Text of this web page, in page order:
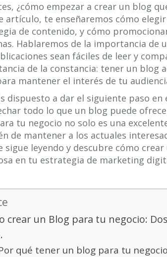
¿cómo empezar a crear un blog
artículo, te enseñaremos cómo
de contenido, y cómo
Hablaremos de la importancia de
sean fáciles de leer y
de la constancia: tener un blog
mantener el interés de tu
dispuesto a dar el siguiente paso
todo lo que un blog puede
tu negocio no solo es una
de mantener a los actuales
sigue leyendo y descubre cómo
en tu estrategia de marketing
crear un Blog para tu negocio:
qué tener un blog para tu